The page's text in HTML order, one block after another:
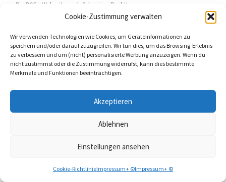
Cookie-Zustimmung verwalten
Wir verwenden Technologien wie Cookies, um Geräteinformationen zu
speichern und/oder darauf zuzugreifen. Wir tun dies, um das Browsing-Erlebnis
zu verbessern und um (nicht) personalisierte Werbung anzuzeigen. Wenn du
nicht zustimmst oder die Zustimmung widerrufst, kann dies bestimmte
Merkmale und Funktionen beeinträchtigen.
Akzeptieren
Ablehnen
Einstellungen ansehen
Cookie-RichtlinieImpressum+ ©Impressum+ ©
RevDSG - Webseite nach Schweizer Recht!
Firmenausflug Schweiz
Für die Tourismus Solothurn KMU ist es wichtig, mit
bietet die Seo von userhelp.ch - dank Tourismus-Mitteland.ch top
Positionen. Firmenausflug Jura undSchulreise Jura